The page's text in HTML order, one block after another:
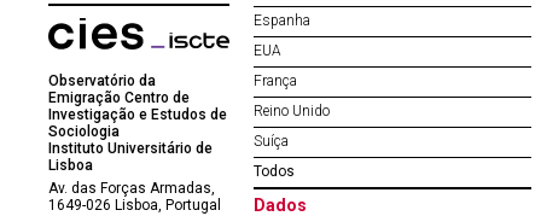
Observatório da
Emigração Centro de
Investigação e Estudos de
Sociologia
Instituto Universitário de
Lisboa
Av. das Forças Armadas,
1649-026 Lisboa, Portugal
Espanha
EUA
França
Reino Unido
Suíça
Todos
Dados